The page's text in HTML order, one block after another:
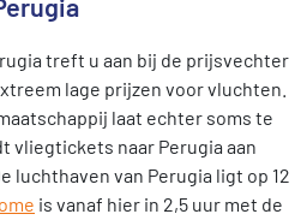
treft u aan bij de prijsvechter
lage prijzen voor vluchten.
laat echter soms te
vliegtickets naar Perugia aan
luchthaven van Perugia ligt op 12
is vanaf hier in 2,5 uur met de